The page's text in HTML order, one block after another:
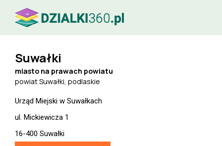
Suwałki
miasto na prawach powiatu
powiat Suwałki, podlaskie
Urząd Miejski w Suwałkach
ul. Mickiewicza 1
16-400 Suwałki